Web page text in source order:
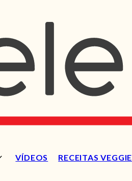
VÍDEOS RECEITAS VEGGIE